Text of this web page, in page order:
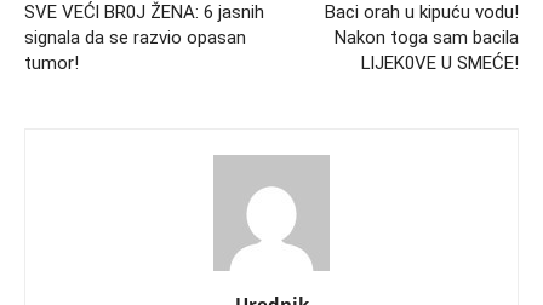
SVE VEĆl BR0J ŽENA: 6 jasnih
signala da se razvio opasan
tumor!
Baci orah u kipuću vodu!
Nakon toga sam bacila
LlJEK0VE U SMEĆE!